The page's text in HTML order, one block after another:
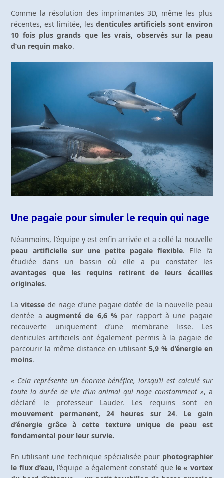
Comme la résolution des imprimantes 3D, même les plus
récentes, est limitée, lesdenticules artificiels sont environ
10 fois plus grands que les vrais, observés sur la peau
d’un requin mako.
Une pagaie pour simuler le requin qui nage
Néanmoins, l’équipe y est enfin arrivée et a collé la nouvelle
peau artificielle sur une petite pagaie flexible. Elle l’a
étudiée dans un bassin où elle a pu constater les
avantages que les requins retirent de leurs écailles
originales.
Lavitesse de nage d’une pagaie dotée de la nouvelle peau
dentée aaugmenté de 6,6 % par rapport à une pagaie
recouverte uniquement d’une membrane lisse. Les
denticules artificiels ont également permis à la pagaie de
parcourir la même distance en utilisant5,9 % d’énergie en
moins.
« Cela représente un énorme bénéfice, lorsqu’il est calculé sur
toute la durée de vie d’un animal qui nage constamment », a
déclaré le professeur Lauder. Les requins sont en
mouvement permanent, 24 heures sur 24. Le gain
d’énergie grâce à cette texture unique de peau est
fondamental pour leur survie.
En utilisant une technique spécialisée pourphotographier
le flux d’eau, l’équipe a également constaté quele « vortex